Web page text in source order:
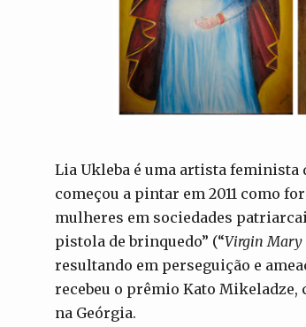
Lia Ukleba é uma artista feminista
começou a pintar em 2011 como
mulheres em sociedades
pistola de brinquedo” (“Virgin
resultando em perseguição e
recebeu o prêmio Kato
na Geórgia.